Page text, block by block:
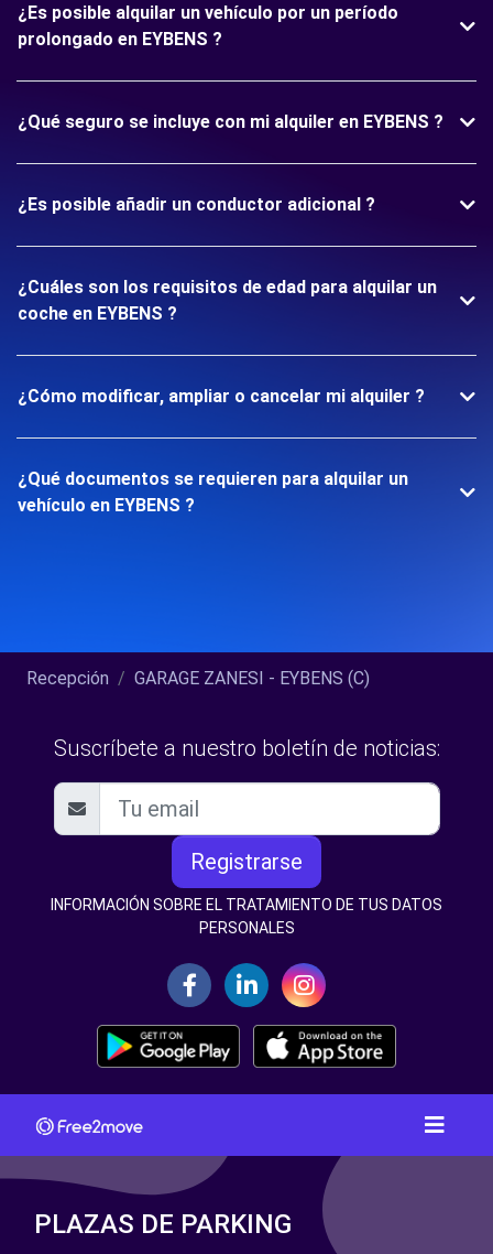
¿Es posible alquilar un vehículo por un período
prolongado en EYBENS ?
¿Qué seguro se incluye con mi alquiler en EYBENS ?
¿Es posible añadir un conductor adicional ?
¿Cuáles son los requisitos de edad para alquilar un
coche en EYBENS ?
¿Cómo modificar, ampliar o cancelar mi alquiler ?
¿Qué documentos se requieren para alquilar un
vehículo en EYBENS ?
Recepción GARAGE ZANESI - EYBENS (C)
Suscríbete a nuestro boletín de noticias:
Registrarse
INFORMACIÓN SOBRE EL TRATAMIENTO DE TUS DATOS
PERSONALES
PLAZAS DE PARKING